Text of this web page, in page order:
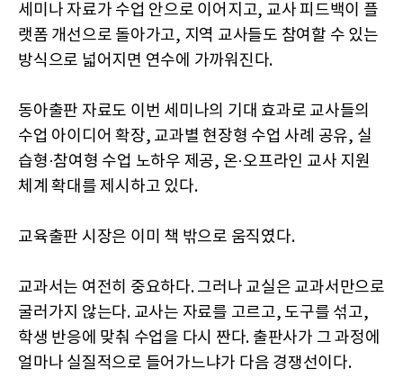
세미나 자료가 수업 안으로 이어지고, 교사 피드백이 플
랫폼 개선으로 돌아가고, 지역 교사들도 참여할 수 있는
방식으로 넓어지면 연수에 가까워진다.
동아출판 자료도 이번 세미나의 기대 효과로 교사들의
수업 아이디어 확장, 교과별 현장형 수업 사례 공유, 실
습형·참여형 수업 노하우 제공, 온·오프라인 교사 지원
체계 확대를 제시하고 있다.
교육출판 시장은 이미 책 밖으로 움직였다.
교과서는 여전히 중요하다. 그러나 교실은 교과서만으로
굴러가지 않는다. 교사는 자료를 고르고, 도구를 섞고,
학생 반응에 맞춰 수업을 다시 짠다. 출판사가 그 과정에
얼마나 실질적으로 들어가느냐가 다음 경쟁선이다.